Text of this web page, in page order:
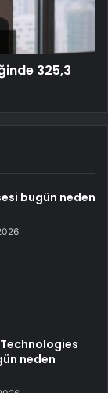
325,3
bugün neden
neden